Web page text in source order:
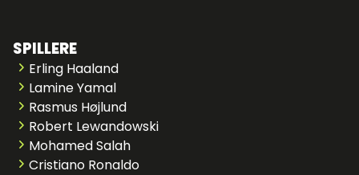
SPILLERE
Erling Haaland
Lamine Yamal
Rasmus Højlund
Robert Lewandowski
Mohamed Salah
Cristiano Ronaldo